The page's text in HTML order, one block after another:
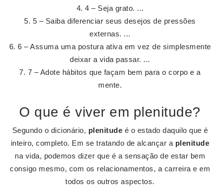
4 – Seja grato. ...
5 – Saiba diferenciar seus desejos de pressões
externas. ...
6 – Assuma uma postura ativa em vez de simplesmente
deixar a vida passar. ...
7 – Adote hábitos que façam bem para o corpo e a
mente.
O que é viver em plenitude?
Segundo o dicionário, plenitude é o estado daquilo que é
inteiro, completo. Em se tratando de alcançar a plenitude
na vida, podemos dizer que é a sensação de estar bem
consigo mesmo, com os relacionamentos, a carreira e em
todos os outros aspectos.